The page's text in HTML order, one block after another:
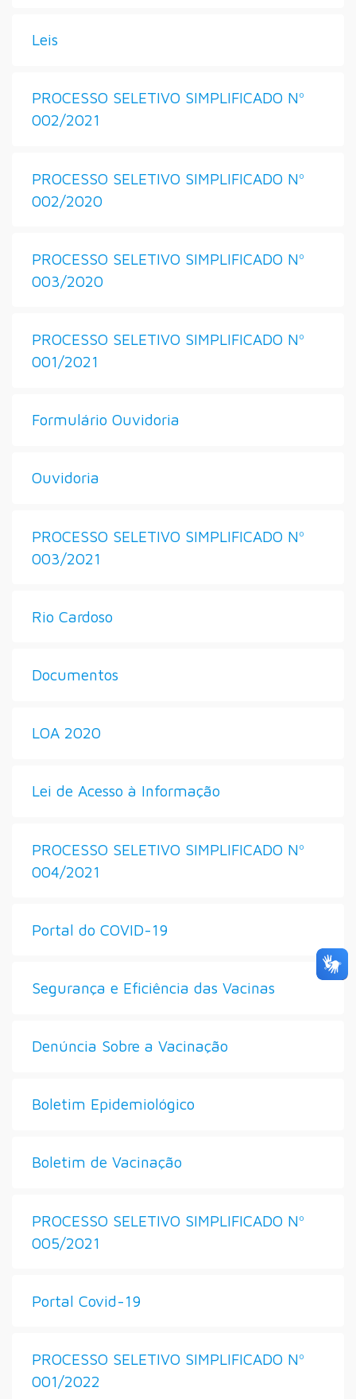
Leis
PROCESSO SELETIVO SIMPLIFICADO Nº
002/2021
PROCESSO SELETIVO SIMPLIFICADO Nº
002/2020
PROCESSO SELETIVO SIMPLIFICADO Nº
003/2020
PROCESSO SELETIVO SIMPLIFICADO Nº
001/2021
Formulário Ouvidoria
Ouvidoria
PROCESSO SELETIVO SIMPLIFICADO Nº
003/2021
Rio Cardoso
Documentos
LOA 2020
Lei de Acesso à Informação
PROCESSO SELETIVO SIMPLIFICADO Nº
004/2021
Portal do COVID-19
Segurança e Eficiência das Vacinas
Denúncia Sobre a Vacinação
Boletim Epidemiológico
Boletim de Vacinação
PROCESSO SELETIVO SIMPLIFICADO Nº
005/2021
Portal Covid-19
PROCESSO SELETIVO SIMPLIFICADO Nº
001/2022